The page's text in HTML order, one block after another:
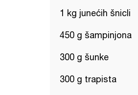
1 kg junećih šnicli
450 g šampinjona
300 g šunke
300 g trapista